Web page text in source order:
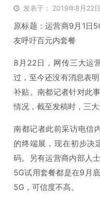
发表于： 2019年8月22日
原标题：运营商9月1日
友呼吁百元内套餐
8月22日，网传三大运
过，至今还没有消息表
补贴。南都记者针对此
情况，截至发稿时，三
南都记者此前采访电信
的终端展，现在初步决
码。另有运营商内部人
5G试用套餐都是在9月
5G，可信度不高。